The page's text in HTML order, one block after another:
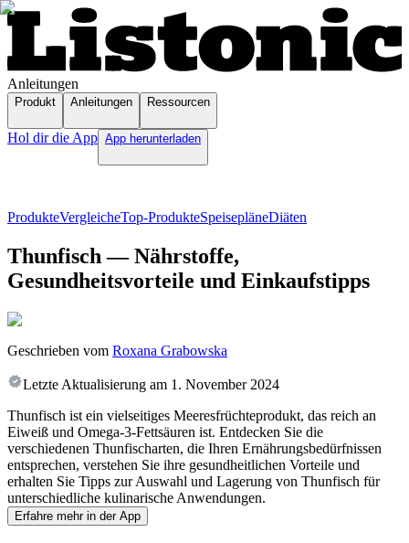
Anleitungen
Produkt Anleitungen Ressourcen
Hol dir die App App herunterladen
ProdukteVergleicheTop-ProdukteSpeisepläneDiäten
Thunfisch — Nährstoffe,
Gesundheitsvorteile und Einkaufstipps
Geschrieben vom Roxana Grabowska
Letzte Aktualisierung am 1. November 2024
Thunfisch ist ein vielseitiges Meeresfrüchteprodukt, das reich an
Eiweiß und Omega-3-Fettsäuren ist. Entdecken Sie die
verschiedenen Thunfischarten, die Ihren Ernährungsbedürfnissen
entsprechen, verstehen Sie ihre gesundheitlichen Vorteile und
erhalten Sie Tipps zur Auswahl und Lagerung von Thunfisch für
unterschiedliche kulinarische Anwendungen.
Erfahre mehr in der App